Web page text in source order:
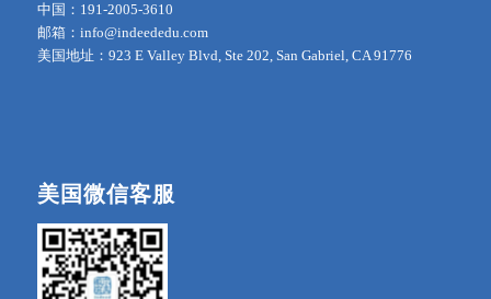
中国：191-2005-3610
邮箱：info@indeededu.com
美国地址：923 E Valley Blvd, Ste 202, San Gabriel, CA 91776
美国微信客服